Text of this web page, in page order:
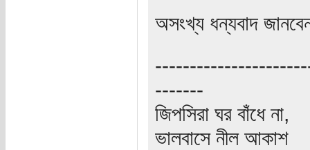
অসংখ্য ধন্যবাদ
-------
জিপসিরা ঘর বাঁধে না,
ভালবাসে নীল আকাশ